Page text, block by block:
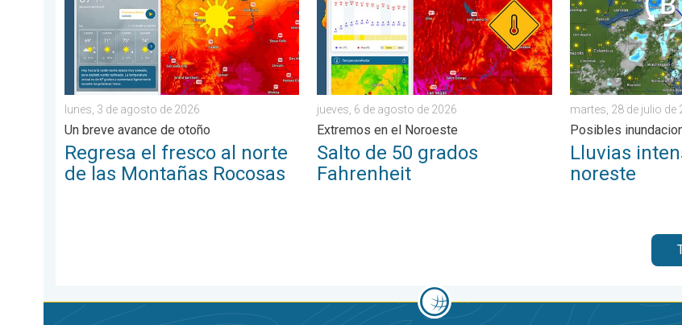
lunes, 3 de agosto de 2026
Un breve avance de otoño
Regresa el fresco al norte
de las Montañas Rocosas
jueves, 6 de agosto de 2026
Extremos en el Noroeste
Salto de 50 grados
Fahrenheit
martes, 28 de julio de
Posibles
Lluvias
noreste